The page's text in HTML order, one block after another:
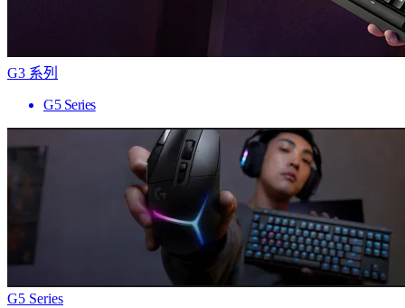
G3 系列
G5 Series
G5 Series